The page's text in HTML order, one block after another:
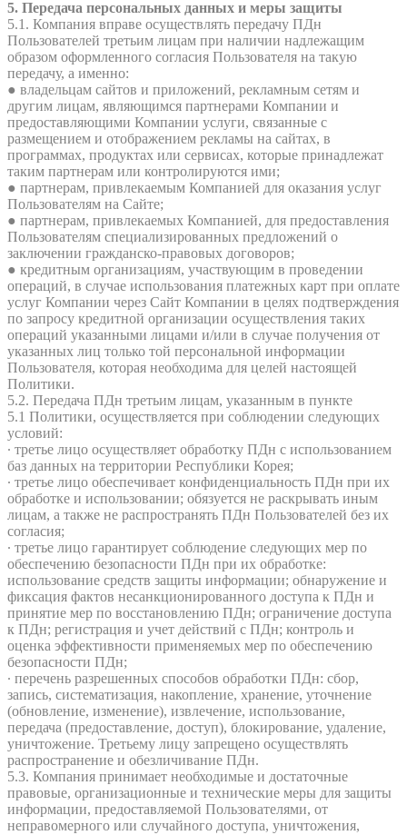
5. Передача персональных данных и меры защиты
5.1. Компания вправе осуществлять передачу ПДн
Пользователей третьим лицам при наличии надлежащим
образом оформленного согласия Пользователя на такую
передачу, а именно:
● владельцам сайтов и приложений, рекламным сетям и
другим лицам, являющимся партнерами Компании и
предоставляющими Компании услуги, связанные с
размещением и отображением рекламы на сайтах, в
программах, продуктах или сервисах, которые принадлежат
таким партнерам или контролируются ими;
● партнерам, привлекаемым Компанией для оказания услуг
Пользователям на Сайте;
● партнерам, привлекаемых Компанией, для предоставления
Пользователям специализированных предложений о
заключении гражданско-правовых договоров;
● кредитным организациям, участвующим в проведении
операций, в случае использования платежных карт при оплате
услуг Компании через Сайт Компании в целях подтверждения
по запросу кредитной организации осуществления таких
операций указанными лицами и/или в случае получения от
указанных лиц только той персональной информации
Пользователя, которая необходима для целей настоящей
Политики.
5.2. Передача ПДн третьим лицам, указанным в пункте
5.1 Политики, осуществляется при соблюдении следующих
условий:
∙ третье лицо осуществляет обработку ПДн с использованием
баз данных на территории Республики Корея;
∙ третье лицо обеспечивает конфиденциальность ПДн при их
обработке и использовании; обязуется не раскрывать иным
лицам, а также не распространять ПДн Пользователей без их
согласия;
∙ третье лицо гарантирует соблюдение следующих мер по
обеспечению безопасности ПДн при их обработке:
использование средств защиты информации; обнаружение и
фиксация фактов несанкционированного доступа к ПДн и
принятие мер по восстановлению ПДн; ограничение доступа
к ПДн; регистрация и учет действий с ПДн; контроль и
оценка эффективности применяемых мер по обеспечению
безопасности ПДн;
∙ перечень разрешенных способов обработки ПДн: сбор,
запись, систематизация, накопление, хранение, уточнение
(обновление, изменение), извлечение, использование,
передача (предоставление, доступ), блокирование, удаление,
уничтожение. Третьему лицу запрещено осуществлять
распространение и обезличивание ПДн.
5.3. Компания принимает необходимые и достаточные
правовые, организационные и технические меры для защиты
информации, предоставляемой Пользователями, от
неправомерного или случайного доступа, уничтожения,